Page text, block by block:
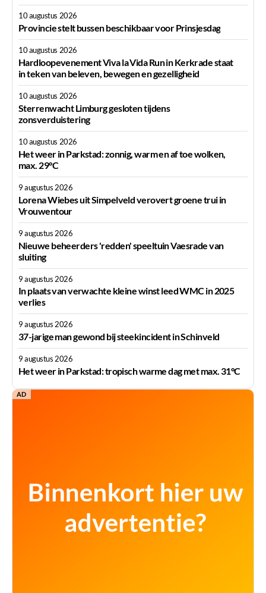
10 augustus 2026
Provincie stelt bussen beschikbaar voor Prinsjesdag
10 augustus 2026
Hardloopevenement Viva la Vida Run in Kerkrade staat
in teken van beleven, bewegen en gezelligheid
10 augustus 2026
Sterrenwacht Limburg gesloten tijdens
zonsverduistering
10 augustus 2026
Het weer in Parkstad: zonnig, warm en af toe wolken,
max. 29°C
9 augustus 2026
Lorena Wiebes uit Simpelveld verovert groene trui in
Vrouwentour
9 augustus 2026
Nieuwe beheerders 'redden' speeltuin Vaesrade van
sluiting
9 augustus 2026
In plaats van verwachte kleine winst leed WMC in 2025
verlies
9 augustus 2026
37-jarige man gewond bij steekincident in Schinveld
9 augustus 2026
Het weer in Parkstad: tropisch warme dag met max. 31°C
AD